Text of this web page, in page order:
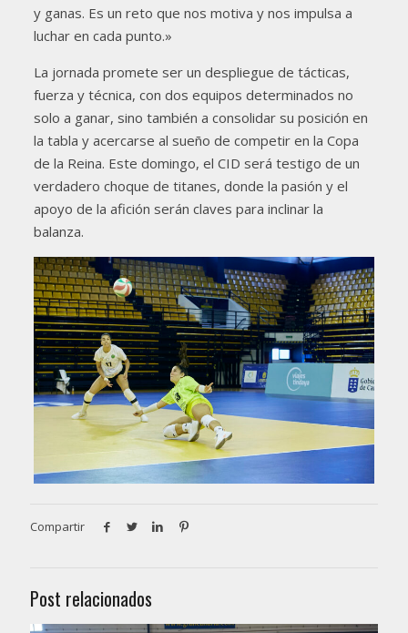
y ganas. Es un reto que nos motiva y nos impulsa a
luchar en cada punto.»
La jornada promete ser un despliegue de tácticas,
fuerza y técnica, con dos equipos determinados no
solo a ganar, sino también a consolidar su posición en
la tabla y acercarse al sueño de competir en la Copa
de la Reina. Este domingo, el CID será testigo de un
verdadero choque de titanes, donde la pasión y el
apoyo de la afición serán claves para inclinar la
balanza.
Compartir
Post relacionados